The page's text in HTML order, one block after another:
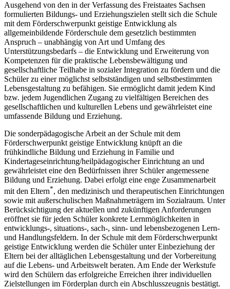
Ausgehend von den in der Verfassung des Freistaates Sachsen
formulierten Bildungs- und Erziehungszielen stellt sich die Schule
mit dem Förderschwerpunkt geistige Entwicklung als
allgemeinbildende Förderschule dem gesetzlich bestimmten
Anspruch – unabhängig von Art und Umfang des
Unterstützungsbedarfs – die Entwicklung und Erweiterung von
Kompetenzen für die praktische Lebensbewältigung und
gesellschaftliche Teilhabe in sozialer Integration zu fördern und die
Schüler zu einer möglichst selbstständigen und selbstbestimmten
Lebensgestaltung zu befähigen. Sie ermöglicht damit jedem Kind
bzw. jedem Jugendlichen Zugang zu vielfältigen Bereichen des
gesellschaftlichen und kulturellen Lebens und gewährleistet eine
umfassende Bildung und Erziehung.
Die sonderpädagogische Arbeit an der Schule mit dem
Förderschwerpunkt geistige Entwicklung knüpft an die
frühkindliche Bildung und Erziehung in Familie und
Kindertageseinrichtung/heilpädagogischer Einrichtung an und
gewährleistet eine den Bedürfnissen ihrer Schüler angemessene
Bildung und Erziehung. Dabei erfolgt eine enge Zusammenarbeit
mit den Eltern*, den medizinisch und therapeutischen Einrichtungen
sowie mit außerschulischen Maßnahmeträgern im Sozialraum. Unter
Berücksichtigung der aktuellen und zukünftigen Anforderungen
eröffnet sie für jeden Schüler konkrete Lernmöglichkeiten in
entwicklungs-, situations-, sach-, sinn- und lebensbezogenen Lern-
und Handlungsfeldern. In der Schule mit dem Förderschwerpunkt
geistige Entwicklung werden die Schüler unter Einbeziehung der
Eltern bei der alltäglichen Lebensgestaltung und der Vorbereitung
auf die Lebens- und Arbeitswelt beraten. Am Ende der Werkstufe
wird den Schülern das erfolgreiche Erreichen ihrer individuellen
Zielstellungen im Förderplan durch ein Abschlusszeugnis bestätigt.